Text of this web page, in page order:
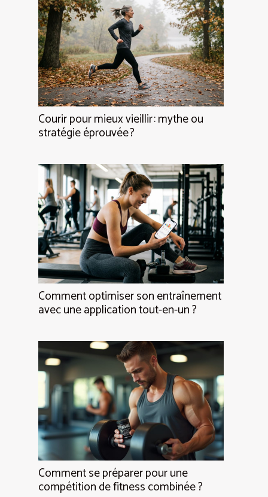
Courir pour mieux vieillir : mythe ou
stratégie éprouvée ?
Comment optimiser son entraînement
avec une application tout-en-un ?
Comment se préparer pour une
compétition de fitness combinée ?